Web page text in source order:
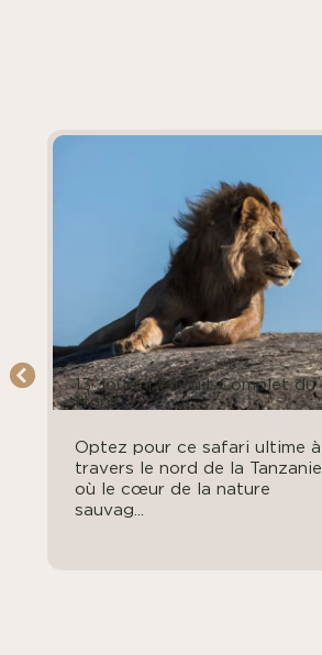
13 Jours | Circuit Complet du
Nord
Optez pour ce safari ultime à
travers le nord de la Tanzanie,
où le cœur de la nature
sauvag...